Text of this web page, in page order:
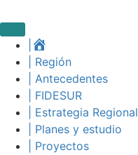
to
content
| Región
| Antecedentes
| FIDESUR
| Estrategia Regional
| Planes y estudio
| Proyectos